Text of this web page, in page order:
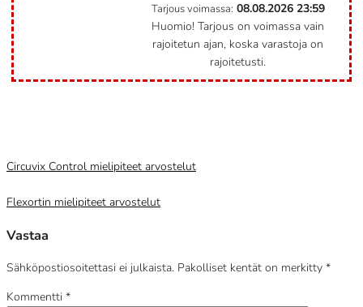
Tarjous voimassa: 08.08.2026 23:59
Huomio! Tarjous on voimassa vain
rajoitetun ajan, koska varastoja on
rajoitetusti.
Circuvix Control mielipiteet arvostelut
Flexortin mielipiteet arvostelut
Vastaa
Sähköpostiosoitettasi ei julkaista. Pakolliset kentät on merkitty *
Kommentti *